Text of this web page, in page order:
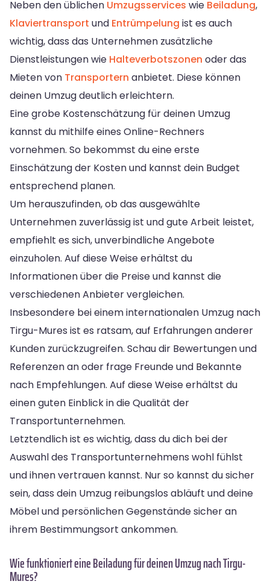
Neben den üblichen Umzugsservices wie Beiladung,
Klaviertransport und Entrümpelung ist es auch
wichtig, dass das Unternehmen zusätzliche
Dienstleistungen wie Halteverbotszonen oder das
Mieten von Transportern anbietet. Diese können
deinen Umzug deutlich erleichtern.
Eine grobe Kostenschätzung für deinen Umzug
kannst du mithilfe eines Online-Rechners
vornehmen. So bekommst du eine erste
Einschätzung der Kosten und kannst dein Budget
entsprechend planen.
Um herauszufinden, ob das ausgewählte
Unternehmen zuverlässig ist und gute Arbeit leistet,
empfiehlt es sich, unverbindliche Angebote
einzuholen. Auf diese Weise erhältst du
Informationen über die Preise und kannst die
verschiedenen Anbieter vergleichen.
Insbesondere bei einem internationalen Umzug nach
Tirgu-Mures ist es ratsam, auf Erfahrungen anderer
Kunden zurückzugreifen. Schau dir Bewertungen und
Referenzen an oder frage Freunde und Bekannte
nach Empfehlungen. Auf diese Weise erhältst du
einen guten Einblick in die Qualität der
Transportunternehmen.
Letztendlich ist es wichtig, dass du dich bei der
Auswahl des Transportunternehmens wohl fühlst
und ihnen vertrauen kannst. Nur so kannst du sicher
sein, dass dein Umzug reibungslos abläuft und deine
Möbel und persönlichen Gegenstände sicher an
ihrem Bestimmungsort ankommen.
Wie funktioniert eine Beiladung für deinen Umzug nach Tirgu-
Mures?